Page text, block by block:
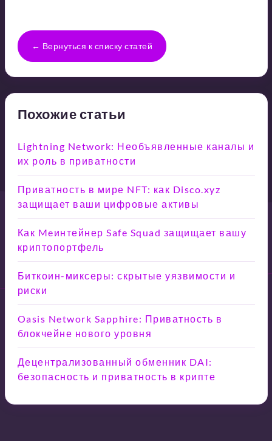
← Вернуться к списку статей
Похожие статьи
Lightning Network: Необъявленные каналы и
их роль в приватности
Приватность в мире NFT: как Disco.xyz
защищает ваши цифровые активы
Как Meинтейнер Safe Squad защищает вашу
криптопортфель
Биткоин-миксеры: скрытые уязвимости и
риски
Oasis Network Sapphire: Приватность в
блокчейне нового уровня
Децентрализованный обменник DAI:
безопасность и приватность в крипте